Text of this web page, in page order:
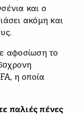
και ο
ακόμη και
αφοσίωση το
η οποία
παλιές πένες